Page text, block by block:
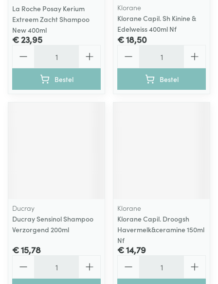
La Roche Posay Kerium
Extreem Zacht Shampoo
New 400ml
€ 23,95
Bestel
Klorane
Klorane Capil. Sh Kinine &
Edelweiss 400ml Nf
€ 18,50
Bestel
Ducray
Ducray Sensinol Shampoo
Verzorgend 200ml
€ 15,78
Klorane
Klorane Capil. Droogsh
Havermelk&ceramine 150ml
Nf
€ 14,79